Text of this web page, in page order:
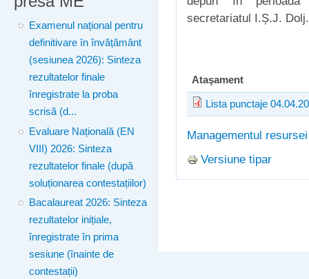
Examenul național pentru
definitivare în învățământ
(sesiunea 2026): Sinteza
rezultatelor finale
înregistrate la proba
scrisă (d...
Evaluare Națională (EN
VIII) 2026: Sinteza
rezultatelor finale (după
soluționarea contestațiilor)
Bacalaureat 2026: Sinteza
rezultatelor inițiale,
înregistrate în prima
sesiune (înainte de
contestații)
secretariatul I.Ș.J. Dolj.
Ataşament
Lista punctaje
Managementul
Versiune tipar